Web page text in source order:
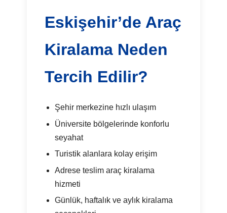
Eskişehir’de Araç
Kiralama Neden
Tercih Edilir?
Şehir merkezine hızlı ulaşım
Üniversite bölgelerinde konforlu
seyahat
Turistik alanlara kolay erişim
Adrese teslim araç kiralama
hizmeti
Günlük, haftalık ve aylık kiralama